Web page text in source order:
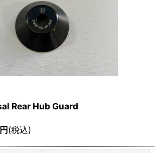
Rear Hub Guard
円(税込)